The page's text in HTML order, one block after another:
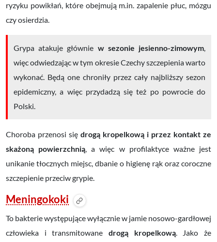
ryzyku powikłań, które obejmują m.in. zapalenie płuc, mózgu
czy osierdzia.
Grypa atakuje głównie w sezonie jesienno-zimowym,
więc odwiedzając w tym okresie Czechy szczepienia warto
wykonać. Będą one chroniły przez cały najbliższy sezon
epidemiczny, a więc przydadzą się też po powrocie do
Polski.
Choroba przenosi się drogą kropelkową i przez kontakt ze
skażoną powierzchnią, a więc w profilaktyce ważne jest
unikanie tłocznych miejsc, dbanie o higienę rąk oraz coroczne
szczepienie przeciw grypie.
Meningokoki
To bakterie występujące wyłącznie w jamie nosowo-gardłowej
człowieka i transmitowane drogą kropelkową. Jako że